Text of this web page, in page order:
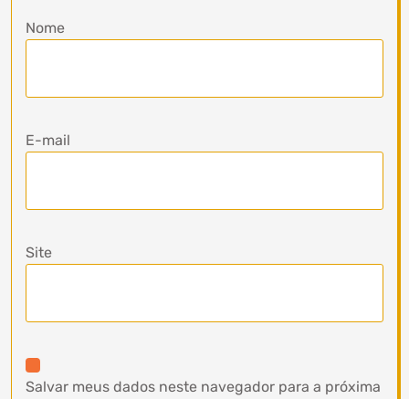
Nome
E-mail
Site
Salvar meus dados neste navegador para a próxima